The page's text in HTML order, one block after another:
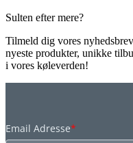
Sulten efter mere?
Tilmeld dig vores
nyeste produkter, unikke
i vores køleverden!
Email Adresse*